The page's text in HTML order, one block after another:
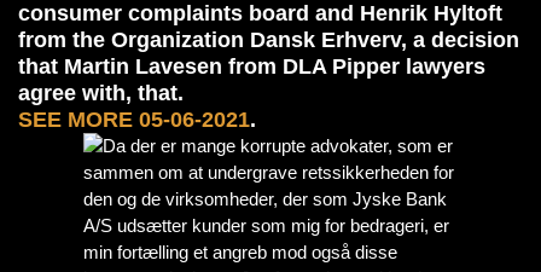
consumer complaints board and Henrik Hyltoft
from the Organization Dansk Erhverv, a decision
that Martin Lavesen from DLA Pipper lawyers
agree with, that.
SEE MORE 05-06-2021.